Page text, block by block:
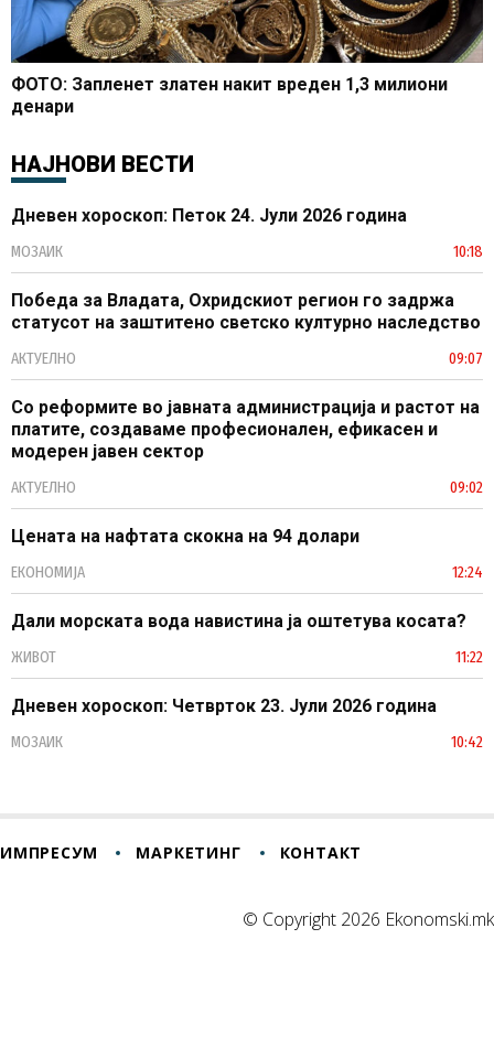
ФОТО: Запленет златен накит вреден 1,3 милиони
денари
НАЈНОВИ ВЕСТИ
Дневен хороскоп: Петок 24. Јули 2026 година
МОЗАИК 10:18
Победа за Владата, Охридскиот регион го задржа
статусот на заштитено светско културно наследство
АКТУЕЛНО 09:07
Со реформите во јавната администрација и растот на
платите, создаваме професионален, ефикасен и
модерен јавен сектор
АКТУЕЛНО 09:02
Цената на нафтата скокна на 94 долари
ЕКОНОМИЈА 12:24
Дали морската вода навистина ја оштетува косата?
ЖИВОТ 11:22
Дневен хороскоп: Четврток 23. Јули 2026 година
МОЗАИК 10:42
ИМПРЕСУМ МАРКЕТИНГ КОНТАКТ
© Copyright 2026 Ekonomski.mk